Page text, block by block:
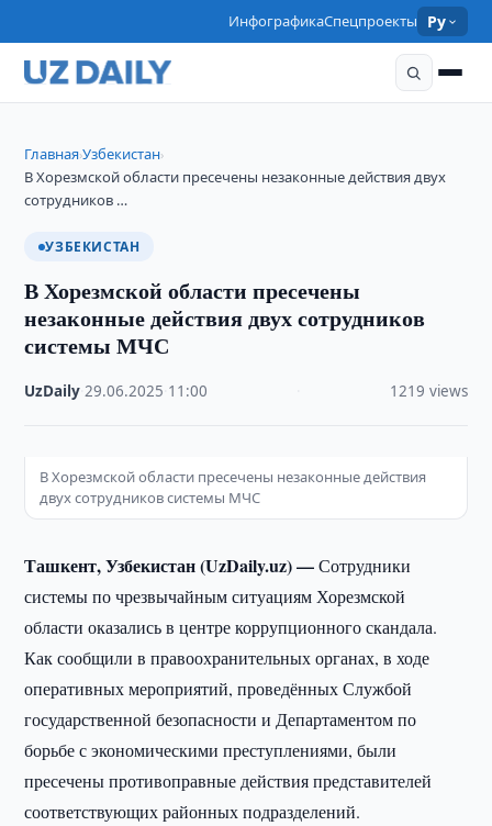
ИнфографикаСпецпроекты Ру
Главная›Узбекистан›
В Хорезмской области пресечены незаконные действия двух
сотрудников …
УЗБЕКИСТАН
В Хорезмской области пресечены
незаконные действия двух сотрудников
системы МЧС
UzDaily ·29.06.2025 11:00 1219 views
В Хорезмской области пресечены незаконные действия
двух сотрудников системы МЧС
Ташкент, Узбекистан (UzDaily.uz) —Сотрудники
системы по чрезвычайным ситуациям Хорезмской
области оказались в центре коррупционного скандала.
Как сообщили в правоохранительных органах, в ходе
оперативных мероприятий, проведённых Службой
государственной безопасности и Департаментом по
борьбе с экономическими преступлениями, были
пресечены противоправные действия представителей
соответствующих районных подразделений.